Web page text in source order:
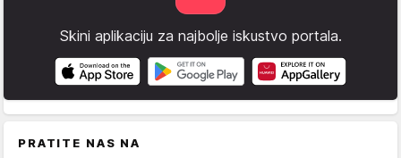
Skini aplikaciju za najbolje iskustvo portala.
PRATITE NAS NA